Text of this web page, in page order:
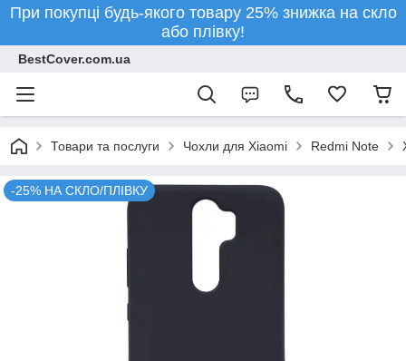
При покупці будь-якого товару 25% знижка на скло
або плівку!
BestCover.com.ua
Товари та послуги Чохли для Xiaomi Redmi Note
-25% НА СКЛО/ПЛІВКУ